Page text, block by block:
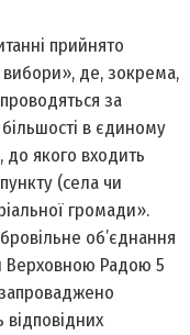
прийнято
вибори», де, зок­рема,
за
в єдиному
якого входить
(села чи
громади».
об’єднання
Верхов­ною Радою 5
відповідних